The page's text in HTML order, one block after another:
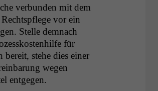
ver­bun­den mit dem
vor ein
Stelle dem­nach
für
bere­it, ste­he dies ein­er
wegen
entgegen.